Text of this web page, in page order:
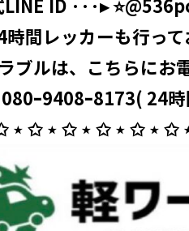
ID ···▸
間レッカーも行って
ブルは、こちらにお
ｰ9408ｰ8173( 24時
⋆ ✩ ⋆ ✩ ⋆ ✩ ⋆ ✩ ⋆ ✩